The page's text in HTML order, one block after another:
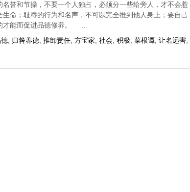
和节操，不要一个人独占，必须分一些给旁人，才不会惹
命；耻辱的行为和名声，不可以完全推到他人身上；要自己
才能而促进品德修养。 …
, 归咎养德, 推卸责任, 方宝家 社会, 积极 菜根谭, 让名远害,